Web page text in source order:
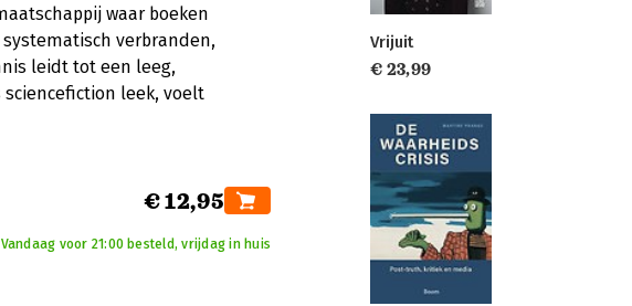
waar boeken
verbranden,
leidt tot een leeg,
leek, voelt
€ 12,95
voor 21:00 besteld, vrijdag in huis
Vrijuit
€ 23,99